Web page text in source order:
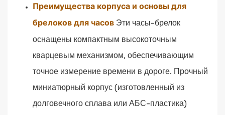
Преимущества корпуса и основы для
брелоков для часовЭти часы-брелок
оснащены компактным высокоточным
кварцевым механизмом, обеспечивающим
точное измерение времени в дороге. Прочный
миниатюрный корпус (изготовленный из
долговечного сплава или АБС-пластика)